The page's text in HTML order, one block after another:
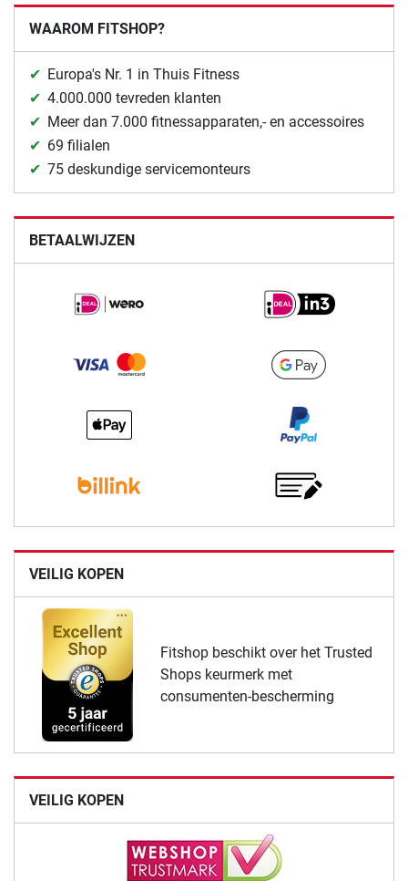
WAAROM FITSHOP?
Europa's Nr. 1 in Thuis Fitness
4.000.000 tevreden klanten
Meer dan 7.000 fitnessapparaten,- en accessoires
69 filialen
75 deskundige servicemonteurs
BETAALWIJZEN
VEILIG KOPEN
Fitshop beschikt over het Trusted
Shops keurmerk met
consumenten-bescherming
VEILIG KOPEN